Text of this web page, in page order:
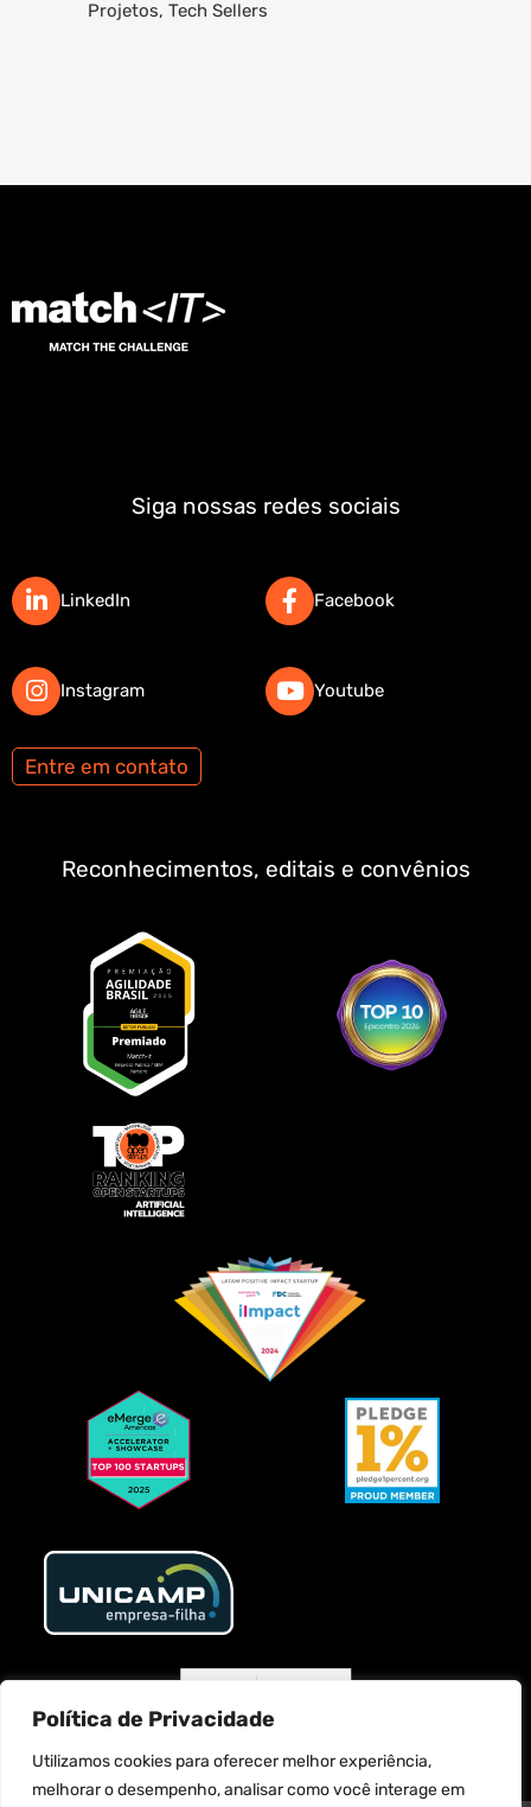
Política de Privacidade
Utilizamos cookies para oferecer melhor experiência,
melhorar o desempenho, analisar como você interage em
Projetos, Tech Sellers
Siga nossas redes sociais
LinkedIn
Instagram
Facebook
Youtube
Entre em contato
Reconhecimentos, editais e convênios